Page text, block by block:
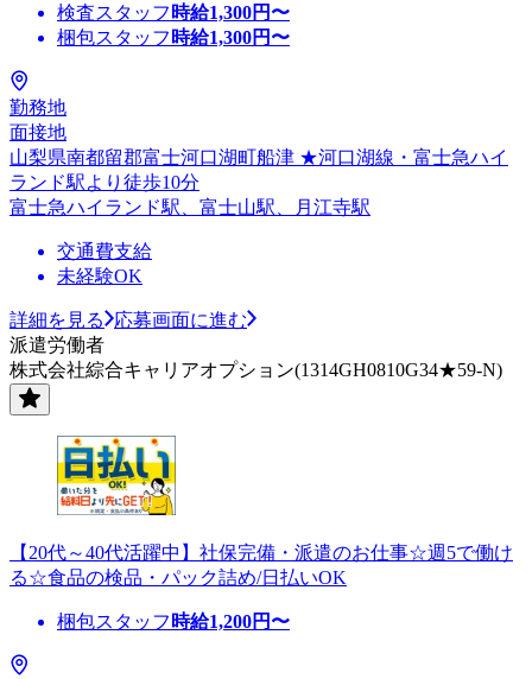
検査スタッフ 時給1,300円〜
梱包スタッフ 時給1,300円〜
勤務地
面接地
山梨県南都留郡富士河口湖町船津 ★河口湖線・富士急ハイ
ランド駅より徒歩10分
富士急ハイランド駅、富士山駅、月江寺駅
交通費支給
未経験OK
詳細を見る
応募画面に進む
派遣労働者
株式会社綜合キャリアオプション(1314GH0810G34★59-N)
【20代～40代活躍中】社保完備・派遣のお仕事☆週5で働け
る☆食品の検品・パック詰め/日払いOK
梱包スタッフ 時給1,200円〜